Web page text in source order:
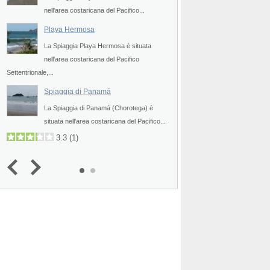
nell'area costaricana del Pacifico...
Playa Hermosa
La Spiaggia Playa Hermosa è situata
nell'area costaricana del Pacifico
Settentrionale,...
Spiaggia di Panamá
La Spiaggia di Panamá (Chorotega) è
situata nell'area costaricana del Pacifico...
3.3 (1)